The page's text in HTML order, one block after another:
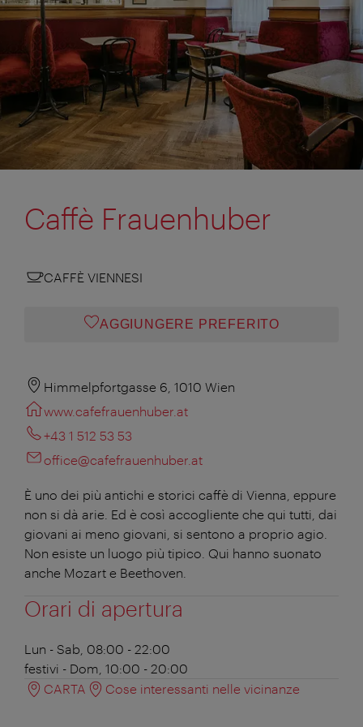
Caffè Frauenhuber
CAFFÈ VIENNESI
AGGIUNGERE PREFERITO
Himmelpfortgasse 6, 1010 Wien
www.cafefrauenhuber.at
+43 1 512 53 53
office@cafefrauenhuber.at
È uno dei più antichi e storici caffè di Vienna, eppure
non si dà arie. Ed è così accogliente che qui tutti, dai
giovani ai meno giovani, si sentono a proprio agio.
Non esiste un luogo più tipico. Qui hanno suonato
anche Mozart e Beethoven.
Orari di apertura
Lun - Sab, 08:00 - 22:00
festivi - Dom, 10:00 - 20:00
CARTA
Cose interessanti nelle vicinanze